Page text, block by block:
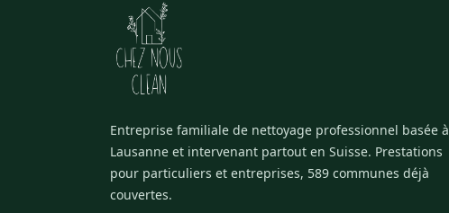
Entreprise familiale de nettoyage professionnel basée à
Lausanne et intervenant partout en Suisse. Prestations
pour particuliers et entreprises, 589 communes déjà
couvertes.